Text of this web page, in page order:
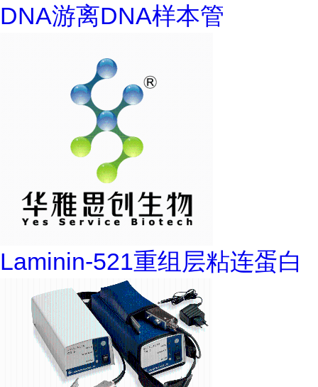
DNA游离DNA样本管
Laminin-521重组层粘连蛋白